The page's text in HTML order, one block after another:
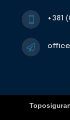
 +381
